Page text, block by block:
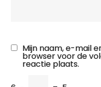
Mijn naam, e-mail
browser voor de
reactie plaats.